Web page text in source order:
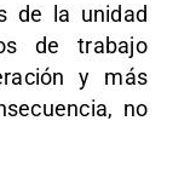
de la unidad
de trabajo
y más
no